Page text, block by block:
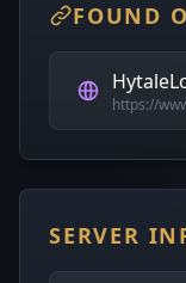
FOUND
https://
SERVER